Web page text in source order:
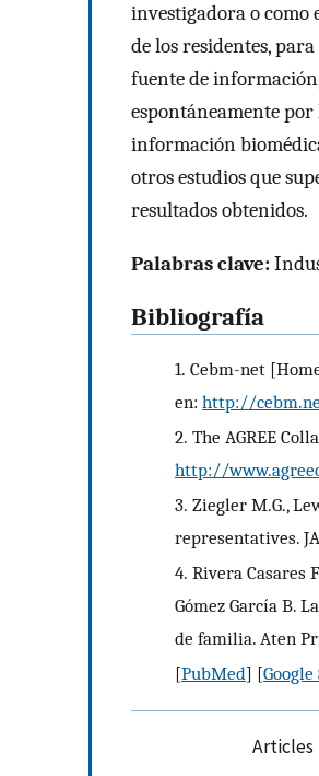
investigadora o como
de los residentes,
fuente de
espontáneamente
información
otros estudios que
resultados obtenidos.
Palabras clave:
Bibliografía
1. Cebm-net
en: http://
2. The AGREE
http://
3. Ziegler M.G.,
representatives.
4. Rivera Casares
Gómez García B.
de familia. Aten
[PubMed] [
Articles